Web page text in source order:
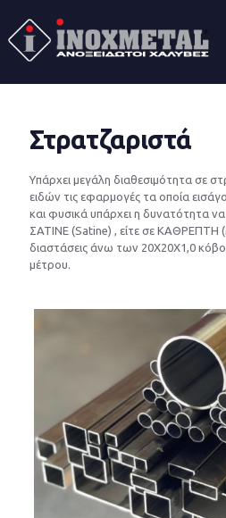
Στρατζαριστά
Υπάρχει μεγάλη διαθεσιμότητα σε
ειδών τις εφαρμογές τα οποία
και φυσικά υπάρχει η δυνατότητα
ΣΑΤΙΝΕ (Satine) , είτε σε ΚΑΘΡΕΠΤΗ
διαστάσεις άνω των 20Χ20Χ1,0
μέτρου.